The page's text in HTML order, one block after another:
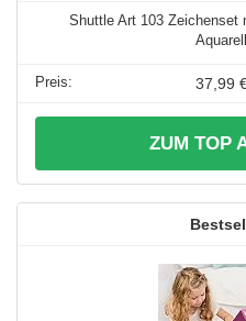
Shuttle Art 103 Zeichenset
37,99
ZUM TOP